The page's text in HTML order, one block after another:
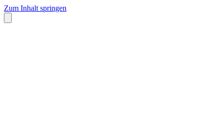
Zum Inhalt springen